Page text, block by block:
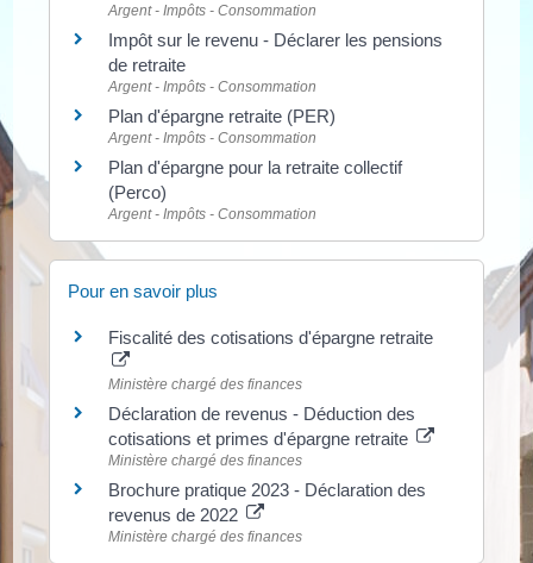
Argent - Impôts - Consommation
Impôt sur le revenu - Déclarer les pensions
de retraite
Argent - Impôts - Consommation
Plan d'épargne retraite (PER)
Argent - Impôts - Consommation
Plan d'épargne pour la retraite collectif
(Perco)
Argent - Impôts - Consommation
Pour en savoir plus
Fiscalité des cotisations d'épargne retraite
Ministère chargé des finances
Déclaration de revenus - Déduction des
cotisations et primes d'épargne retraite
Ministère chargé des finances
Brochure pratique 2023 - Déclaration des
revenus de 2022
Ministère chargé des finances